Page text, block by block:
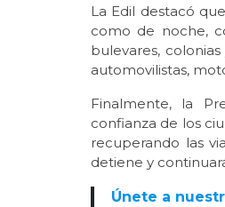
La Edil destacó
como de noche,
bulevares,
automovilistas,
Finalmente, la
confianza de los
recuperando las
detiene y
Únete a